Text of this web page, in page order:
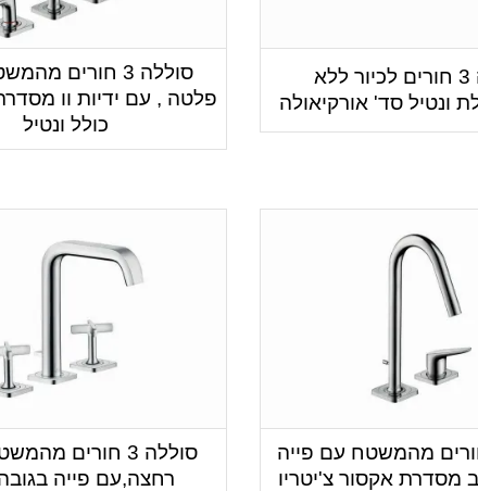
סוללה 3 חורים לכיור ללא
ונטיל סד' אורקיאולה
סוללה 3 חורים
כולל ונטיל
2 חורים מהמשטח עם פייה
מסדרת אקסור צ'יטריו
סוללה 3 חורים